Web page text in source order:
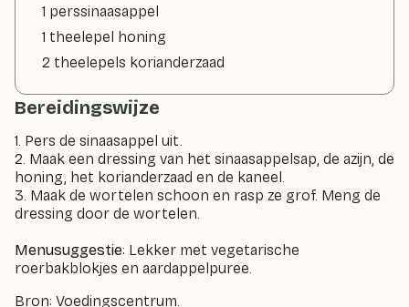
1 perssinaasappel
1 theelepel honing
2 theelepels korianderzaad
Bereidingswijze
1. Pers de sinaasappel uit.
2. Maak een dressing van het sinaasappelsap, de azijn, de
honing, het korianderzaad en de kaneel.
3. Maak de wortelen schoon en rasp ze grof. Meng de
dressing door de wortelen.
Menusuggestie: Lekker met vegetarische
roerbakblokjes en aardappelpuree.
Bron: Voedingscentrum.